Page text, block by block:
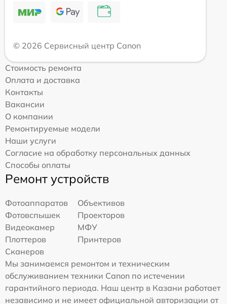
© 2026 Сервисный центр Canon
Стоимость ремонта
Оплата и доставка
Контакты
Вакансии
О компании
Ремонтируемые модели
Наши услуги
Согласие на обработку персональных данных
Способы оплаты
Ремонт устройств
Фотоаппаратов
Объективов
Фотовспышек
Проекторов
Видеокамер
МФУ
Плоттеров
Принтеров
Сканеров
Мы занимаемся ремонтом и техническим
обслуживанием техники Canon по истечении
гарантийного периода. Наш центр в Казани работает
независимо и не имеет официальной авторизации от